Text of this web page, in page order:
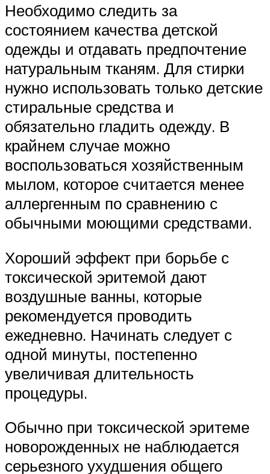
Необходимо следить за
состоянием качества детской
одежды и отдавать предпочтение
натуральным тканям. Для стирки
нужно использовать только детские
стиральные средства и
обязательно гладить одежду. В
крайнем случае можно
воспользоваться хозяйственным
мылом, которое считается менее
аллергенным по сравнению с
обычными моющими средствами.
Хороший эффект при борьбе с
токсической эритемой дают
воздушные ванны, которые
рекомендуется проводить
ежедневно. Начинать следует с
одной минуты, постепенно
увеличивая длительность
процедуры.
Обычно при токсической эритеме
новорожденных не наблюдается
серьезного ухудшения общего